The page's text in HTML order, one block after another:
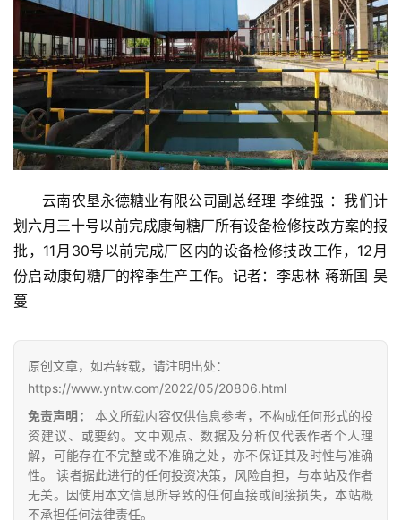
区
频
道
产
产
销
运
云南农垦永德糖业有限公司副总经理 李维强 ：我们计
划六月三十号以前完成康甸糖厂所有设备检修技改方案的报
批，11月30号以前完成厂区内的设备检修技改工作，12月
份启动康甸糖厂的榨季生产工作。记者：李忠林 蒋新国 吴
蔓
原创文章，如若转载，请注明出处：
https://www.yntw.com/2022/05/20806.html
免责声明：
本文所载内容仅供信息参考，不构成任何形式的投
资建议、或要约。文中观点、数据及分析仅代表作者个人理
解，可能存在不完整或不准确之处，亦不保证其及时性与准确
性。 读者据此进行的任何投资决策，风险自担，与本站及作者
无关。因使用本文信息所导致的任何直接或间接损失，本站概
不承担任何法律责任。